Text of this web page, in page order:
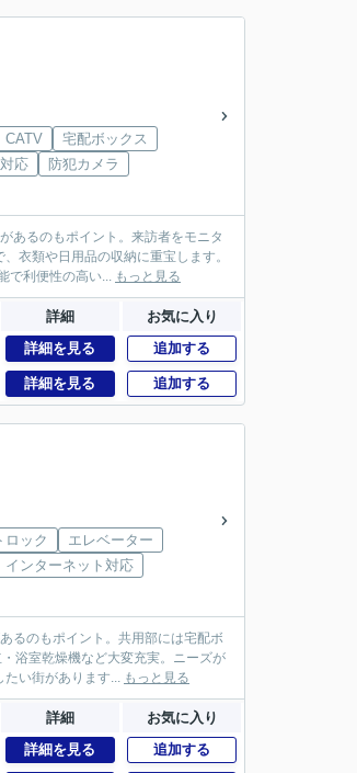
CATV
宅配ボックス
応
防犯カメラ
あるのもポイント。来訪者をモニタ
衣類や日用品の収納に重宝します。
で利便性の高い... もっと見る
詳細 お気に入り
詳細を見る 追加する
詳細を見る 追加する
ロック
エレベーター
インターネット対応
るのもポイント。共用部には宅配ボ
浴室乾燥機など大変充実。ニーズが
い街があります... もっと見る
詳細 お気に入り
詳細を見る 追加する